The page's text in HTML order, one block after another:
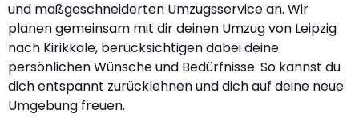
und maßgeschneiderten Umzugsservice an. Wir
planen gemeinsam mit dir deinen Umzug von Leipzig
nach Kirikkale, berücksichtigen dabei deine
persönlichen Wünsche und Bedürfnisse. So kannst du
dich entspannt zurücklehnen und dich auf deine neue
Umgebung freuen.